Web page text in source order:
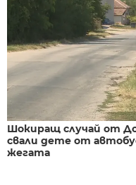
Шокиращ случай от
свали дете от
жегата